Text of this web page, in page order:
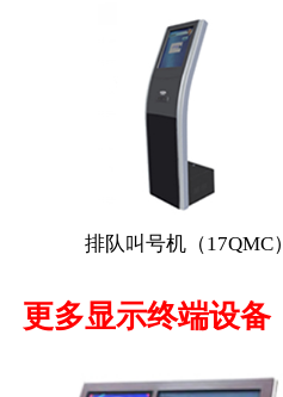
排队叫号机（17QMC）
更多显示终端设备